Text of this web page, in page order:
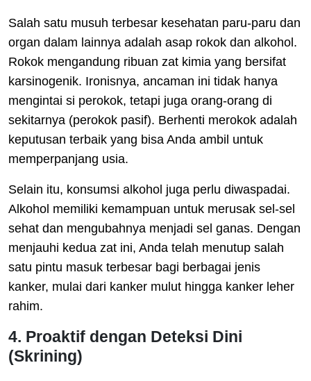
Salah satu musuh terbesar kesehatan paru-paru dan
organ dalam lainnya adalah asap rokok dan alkohol.
Rokok mengandung ribuan zat kimia yang bersifat
karsinogenik. Ironisnya, ancaman ini tidak hanya
mengintai si perokok, tetapi juga orang-orang di
sekitarnya (perokok pasif). Berhenti merokok adalah
keputusan terbaik yang bisa Anda ambil untuk
memperpanjang usia.
Selain itu, konsumsi alkohol juga perlu diwaspadai.
Alkohol memiliki kemampuan untuk merusak sel-sel
sehat dan mengubahnya menjadi sel ganas. Dengan
menjauhi kedua zat ini, Anda telah menutup salah
satu pintu masuk terbesar bagi berbagai jenis
kanker, mulai dari kanker mulut hingga kanker leher
rahim.
4. Proaktif dengan Deteksi Dini
(Skrining)